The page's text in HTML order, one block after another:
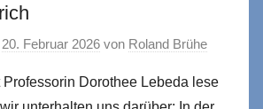
20. Februar 2026 von Roland Brühe
Dorothee Lebeda lese